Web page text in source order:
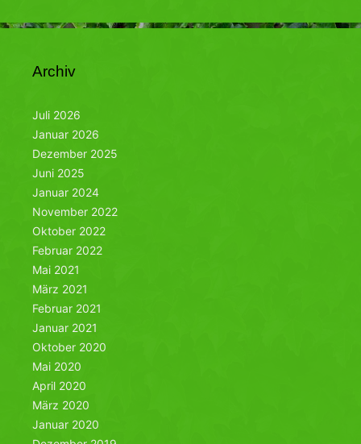
Archiv
Juli 2026
Januar 2026
Dezember 2025
Juni 2025
Januar 2024
November 2022
Oktober 2022
Februar 2022
Mai 2021
März 2021
Februar 2021
Januar 2021
Oktober 2020
Mai 2020
April 2020
März 2020
Januar 2020